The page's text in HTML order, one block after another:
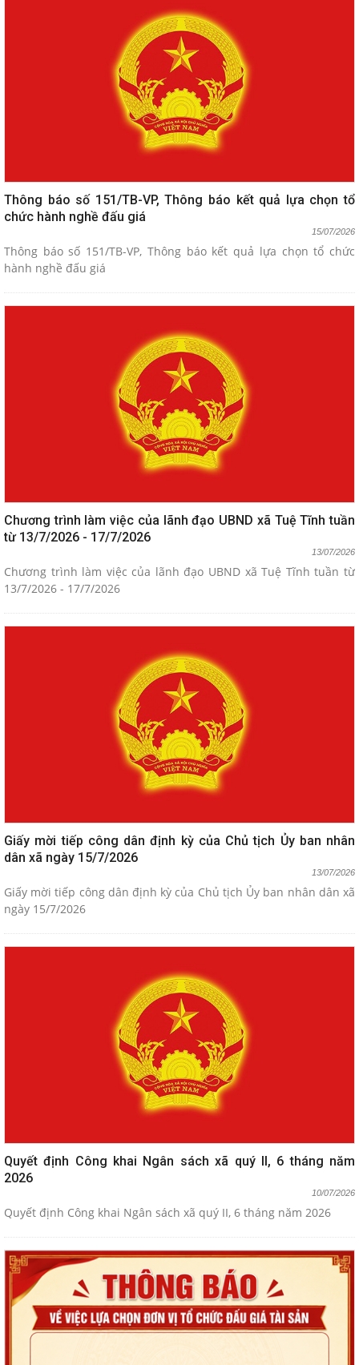
Thông báo số 151/TB-VP, Thông báo kết quả lựa chọn tổ
chức hành nghề đấu giá
15/07/2026
Thông báo số 151/TB-VP, Thông báo kết quả lựa chọn tổ chức
hành nghề đấu giá
Chương trình làm việc của lãnh đạo UBND xã Tuệ Tĩnh tuần
từ 13/7/2026 - 17/7/2026
13/07/2026
Chương trình làm việc của lãnh đạo UBND xã Tuệ Tĩnh tuần từ
13/7/2026 - 17/7/2026
Giấy mời tiếp công dân định kỳ của Chủ tịch Ủy ban nhân
dân xã ngày 15/7/2026
13/07/2026
Giấy mời tiếp công dân định kỳ của Chủ tịch Ủy ban nhân dân xã
ngày 15/7/2026
Quyết định Công khai Ngân sách xã quý II, 6 tháng năm
2026
10/07/2026
Quyết định Công khai Ngân sách xã quý II, 6 tháng năm 2026